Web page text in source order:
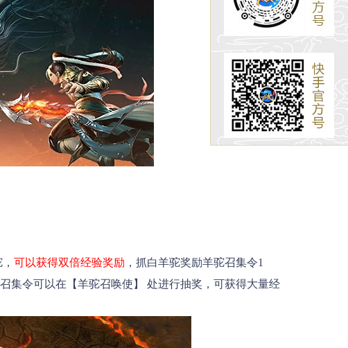
可以获得双倍经验奖励 ，抓白羊驼奖励羊驼召集令1
集令可以在【羊驼召唤使】 处进行抽奖，可获得大量经